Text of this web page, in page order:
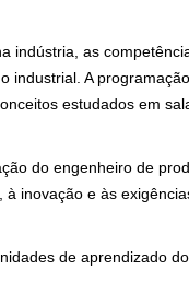
indústria, as
industrial. A
estudados em
do engenheiro de
inovação e às
de aprendizado